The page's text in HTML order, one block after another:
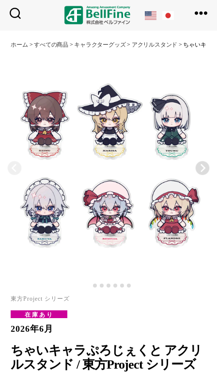
フ
ホーム >すべての商品 > キャラクターグッズ> アクリルスタンド > ちゃいキャ
東方Project シリーズ
在庫あり
2026年6月
ちゃいキャラぷろじぇくと アクリ
ルスタンド / 東方Project シリーズ